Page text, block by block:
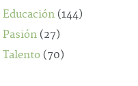
Educación (144)
Pasión (27)
Talento (70)